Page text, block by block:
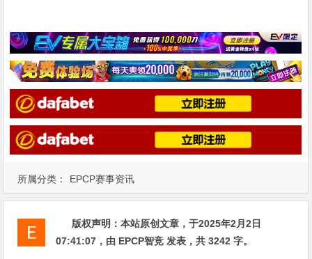
所属分类： EPCP赛事资讯
版权声明：本站原创文章，于2025年2月2日
07:41:07 ，由 EPCP智竞 发表，共 3242 字。